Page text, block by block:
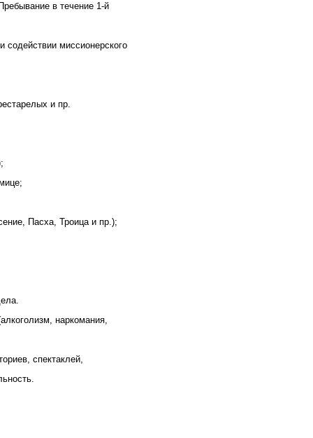
в течение 1-й
содействии миссионерского
и пр.
Пасха, Троица и пр.);
наркомания,
спектаклей,